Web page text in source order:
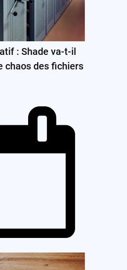
: Shade va-t-il
chaos des fichiers